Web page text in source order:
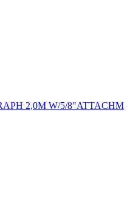
2,0M W/5/8"ATTACHM